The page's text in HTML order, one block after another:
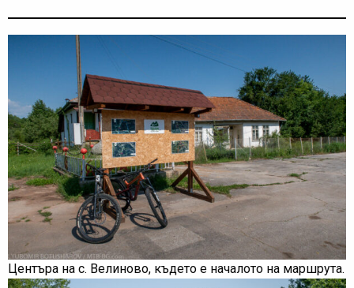
Центъра на с. Велиново, където е началото на маршрута.